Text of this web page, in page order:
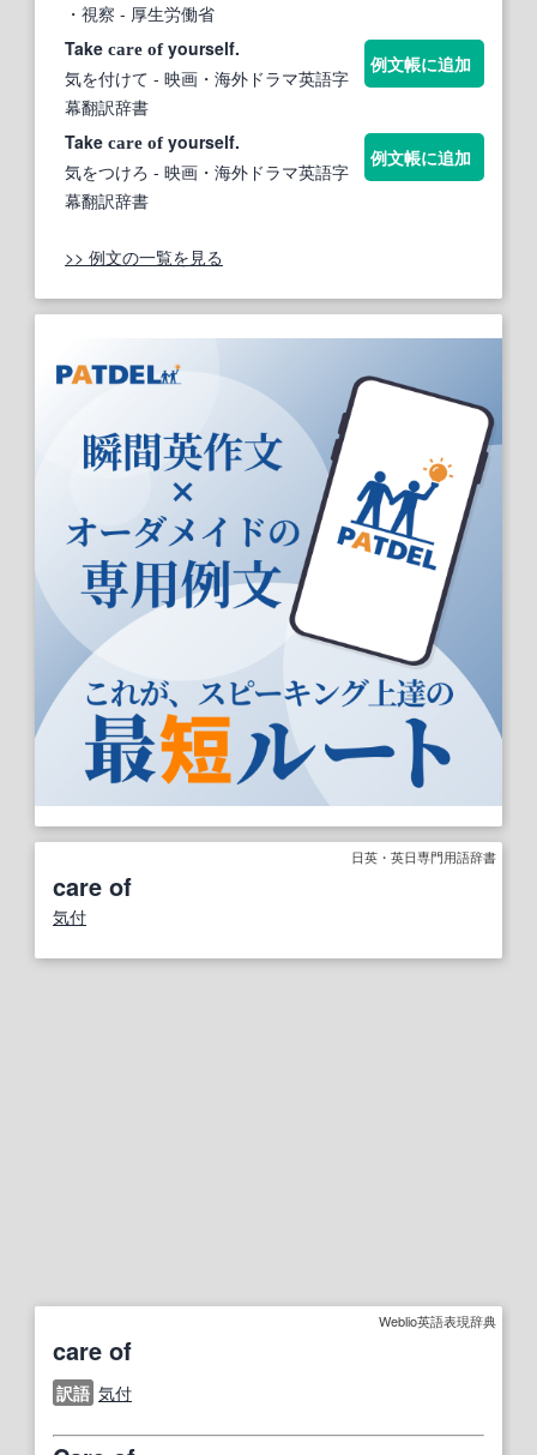
・視察 - 厚生労働省
Take care ofyourself.
気を付けて - 映画・海外ドラマ英語字
幕翻訳辞書
例文帳に追加
Take care ofyourself.
気をつけろ - 映画・海外ドラマ英語字
幕翻訳辞書
例文帳に追加
>> 例文の一覧を見る
日英・英日専門用語辞書
care of
気付
Weblio英語表現辞典
care of
訳語 気付